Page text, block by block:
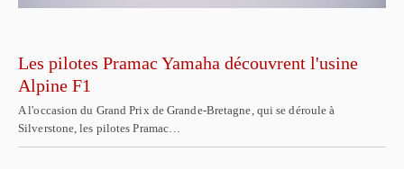
Les pilotes Pramac Yamaha découvrent l'usine
Alpine F1
A l'occasion du Grand Prix de Grande-Bretagne, qui se déroule à
Silverstone, les pilotes Pramac…